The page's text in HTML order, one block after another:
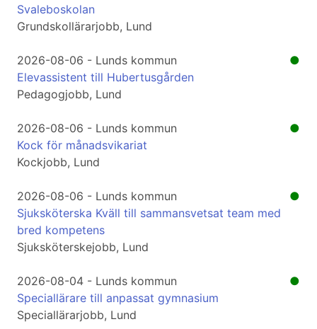
Svaleboskolan
Grundskollärarjobb, Lund
●
2026-08-06 - Lunds kommun
Elevassistent till Hubertusgården
Pedagogjobb, Lund
●
2026-08-06 - Lunds kommun
Kock för månadsvikariat
Kockjobb, Lund
●
2026-08-06 - Lunds kommun
Sjuksköterska Kväll till sammansvetsat team med
bred kompetens
Sjuksköterskejobb, Lund
●
2026-08-04 - Lunds kommun
Speciallärare till anpassat gymnasium
Speciallärarjobb, Lund